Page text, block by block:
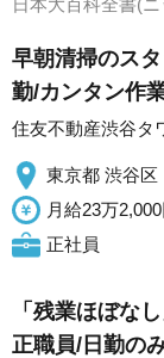
早朝清掃のス
勤/カンタン作
住友不動産渋谷タ
東京都 渋谷区
月給23万
正社員
「残業ほぼな
正職員/日勤の